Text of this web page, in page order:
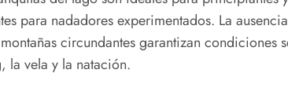
para nadadores experimentados. La
circundantes garantizan condiciones
la vela y la natación.